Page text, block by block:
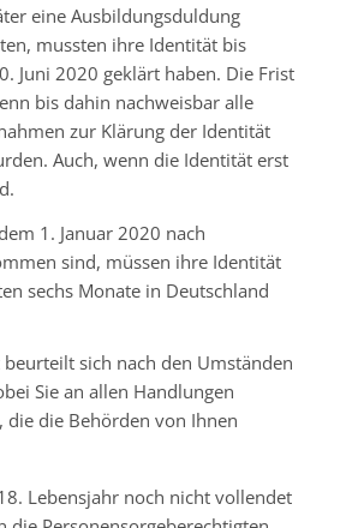
eine Ausbildungsduldung
mussten ihre Identität bis
Juni 2020 geklärt haben. Die Frist
bis dahin nachweisbar alle
zur Klärung der Identität
Auch, wenn die Identität erst
1. Januar 2020 nach
sind, müssen ihre Identität
sechs Monate in Deutschland
sich nach den Umständen
Sie an allen Handlungen
die Behörden von Ihnen
Lebensjahr noch nicht vollendet